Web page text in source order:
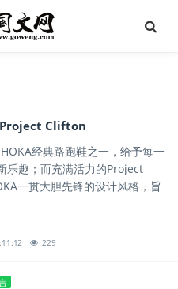
Clifton
经典路跑鞋之一，给予每一
乐趣；而充满活力的Project
一贯大胆先锋的设计风格，旨
229